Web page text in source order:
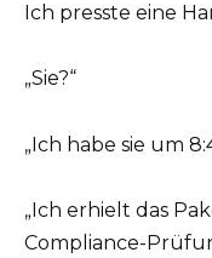
Ich presste eine
„Sie?“
„Ich habe sie um
„Ich erhielt das
Compliance-